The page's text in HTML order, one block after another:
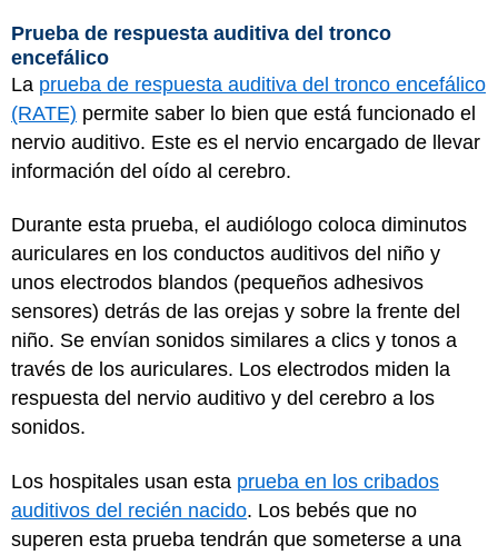
Prueba de respuesta auditiva del tronco
encefálico
La prueba de respuesta auditiva del tronco encefálico
(RATE) permite saber lo bien que está funcionado el
nervio auditivo. Este es el nervio encargado de llevar
información del oído al cerebro.
Durante esta prueba, el audiólogo coloca diminutos
auriculares en los conductos auditivos del niño y
unos electrodos blandos (pequeños adhesivos
sensores) detrás de las orejas y sobre la frente del
niño. Se envían sonidos similares a clics y tonos a
través de los auriculares. Los electrodos miden la
respuesta del nervio auditivo y del cerebro a los
sonidos.
Los hospitales usan esta prueba en los cribados
auditivos del recién nacido. Los bebés que no
superen esta prueba tendrán que someterse a una